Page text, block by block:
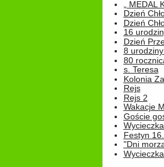
„
Dzień
Dzień
16
Dzień
8
80
s. Teresa
Kolonia
Rejs
Rejs 2
Wakacje
Goście
Festyn
"Dni